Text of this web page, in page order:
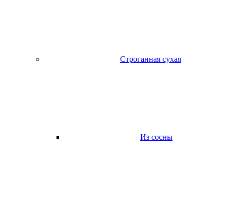
Строганная сухая
Из сосны